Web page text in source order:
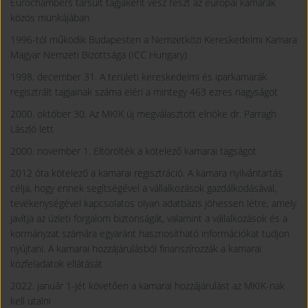
közös munkájában
1996-tól működik Budapesten a Nemzetközi Kereskedelmi Kamara
Magyar Nemzeti Bizottsága (ICC Hungary)
1998. december 31. A területi kereskedelmi és iparkamarák
regisztrált tagjainak száma eléri a mintegy 463 ezres nagyságot
2000. október 30. Az MKIK új megválasztott elnöke dr. Parragh
László lett
2000. november 1. Eltörölték a kötelező kamarai tagságot
2012 óta kötelező a kamarai regisztráció. A kamara nyilvántartás
célja, hogy ennek segítségével a vállalkozások gazdálkodásával,
tevékenységével kapcsolatos olyan adatbázis jöhessen létre, amely
javítja az üzleti forgalom biztonságát, valamint a vállalkozások és a
kormányzat számára egyaránt hasznosítható információkat tudjon
nyújtani. A kamarai hozzájárulásból finanszírozzák a kamarai
közfeladatok ellátását
2022. január 1-jét követően a kamarai hozzájárulást az MKIK-nak
kell utalni